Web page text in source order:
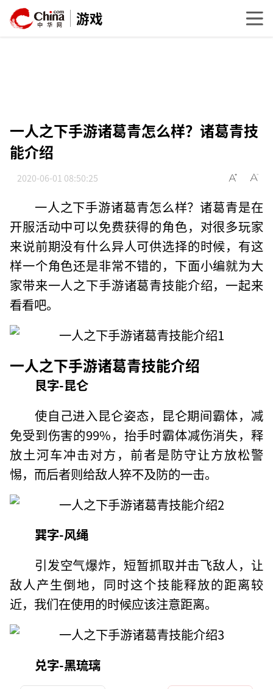
游戏
一人之下手游诸葛青怎么样？诸葛青技
能介绍
2020-06-01 08:50:25
一人之下手游诸葛青怎么样？诸葛青是在
开服活动中可以免费获得的角色，对很多玩家
来说前期没有什么异人可供选择的时候，有这
样一个角色还是非常不错的，下面小编就为大
家带来一人之下手游诸葛青技能介绍，一起来
看看吧。
一人之下手游诸葛青技能介绍
艮字-昆仑
使自己进入昆仑姿态，昆仑期间霸体，减
免受到伤害的99%，抬手时霸体减伤消失，释
放土河车冲击对方，前者是防守让方放松警
惕，而后者则给敌人猝不及防的一击。
巽字-风绳
引发空气爆炸，短暂抓取并击飞敌人，让
敌人产生倒地，同时这个技能释放的距离较
近，我们在使用的时候应该注意距离。
兑字-黑琉璃